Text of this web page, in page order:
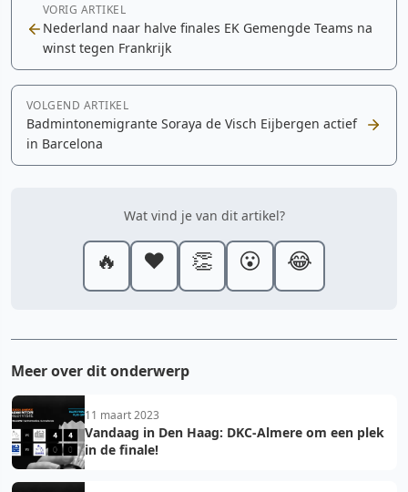
VORIG ARTIKEL
Nederland naar halve finales EK Gemengde Teams na
winst tegen Frankrijk
VOLGEND ARTIKEL
Badmintonemigrante Soraya de Visch Eijbergen actief
in Barcelona
Wat vind je van dit artikel?
🔥 ❤️ 👏 😮 😂
Meer over dit onderwerp
11 maart 2023
Vandaag in Den Haag: DKC-Almere om een plek
in de finale!